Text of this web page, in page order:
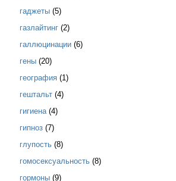
гаджеты (5)
газлайтинг (2)
галлюцинации (6)
гены (20)
география (1)
гештальт (4)
гигиена (4)
гипноз (7)
глупость (8)
гомосексуальность (8)
гормоны (9)